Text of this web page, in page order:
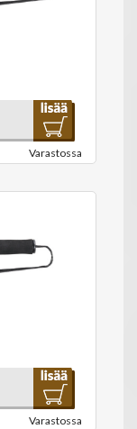
Varastossa
Varastossa